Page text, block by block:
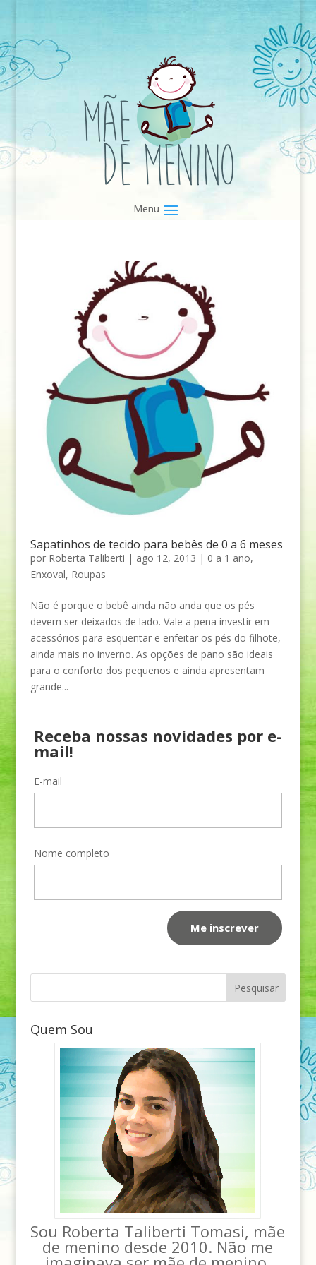
Sapatinhos de tecido para bebês de 0 a 6 meses
por Roberta Taliberti | ago 12, 2013 | 0 a 1 ano,
Enxoval, Roupas
Não é porque o bebê ainda não anda que os pés
devem ser deixados de lado. Vale a pena investir em
acessórios para esquentar e enfeitar os pés do filhote,
ainda mais no inverno. As opções de pano são ideais
para o conforto dos pequenos e ainda apresentam
grande...
Receba nossas novidades por e-
mail!
E-mail
Nome completo
Quem Sou
Sou Roberta Taliberti Tomasi, mãe
de menino desde 2010. Não me